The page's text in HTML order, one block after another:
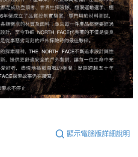
顯示電腦版詳細說明